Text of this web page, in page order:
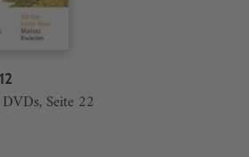
Seite 22